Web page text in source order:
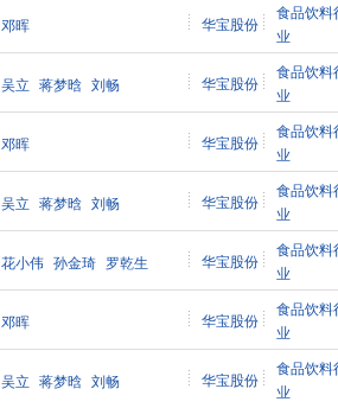
邓晖 华宝股份
食品饮料
业
吴立 蒋梦晗 刘畅 华宝股份
食品饮料
业
邓晖 华宝股份
食品饮料
业
吴立 蒋梦晗 刘畅 华宝股份
食品饮料
业
花小伟 孙金琦 罗乾生 华宝股份
食品饮料
业
邓晖 华宝股份
食品饮料
业
吴立 蒋梦晗 刘畅 华宝股份
食品饮料
业